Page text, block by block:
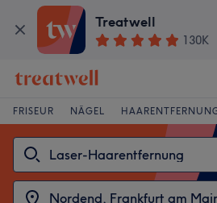
Treatwell
130K
FRISEUR NÄGEL